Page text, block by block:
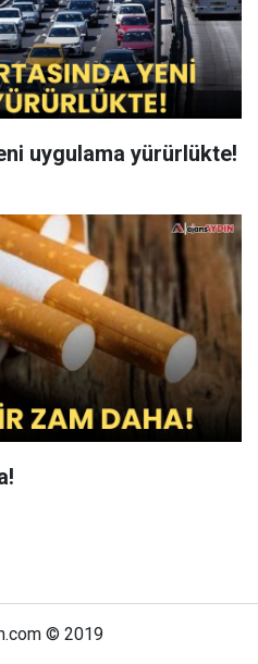
uygulama yürürlükte!
© 2019